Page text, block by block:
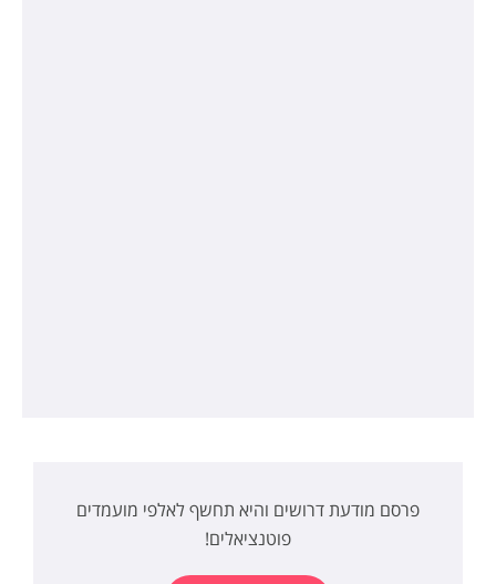
פרסם מודעת דרושים והיא תחשף לאלפי מועמדים
פוטנציאלים!